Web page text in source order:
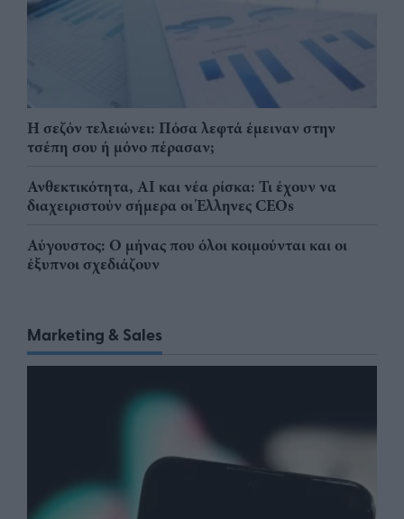
Η σεζόν τελειώνει: Πόσα λεφτά έμειναν στην
τσέπη σου ή μόνο πέρασαν;
Ανθεκτικότητα, AI και νέα ρίσκα: Τι έχουν να
διαχειριστούν σήμερα οι Έλληνες CEOs
Αύγουστος: Ο μήνας που όλοι κοιμούνται και οι
έξυπνοι σχεδιάζουν
Marketing & Sales